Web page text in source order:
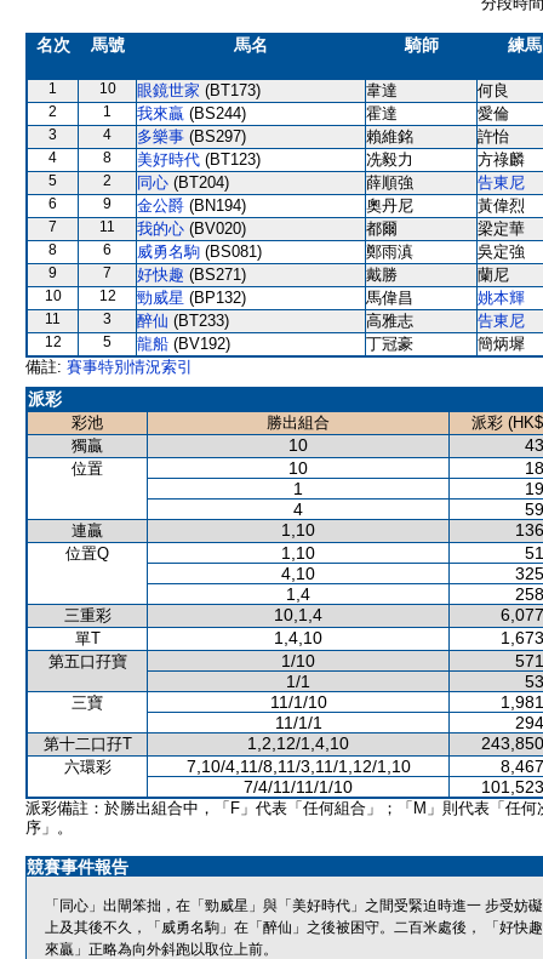
名次 馬號 馬名 騎師 練
1 10 眼鏡世家 (BT173) 韋達 何良
2 1 我來贏 (BS244) 霍達 愛倫
3 4 多樂事 (BS297) 賴維銘 許怡
4 8 美好時代 (BT123) 冼毅力 方祿麟
5 2 同心 (BT204) 薛順強 告東尼
6 9 金公爵 (BN194) 奧丹尼 黃偉烈
7 11 我的心 (BV020) 都爾 梁定華
8 6 威勇名駒 (BS081) 鄭雨滇 吳定強
9 7 好快趣 (BS271) 戴勝 蘭尼
10 12 勁威星 (BP132) 馬偉昌 姚本輝
11 3 醉仙 (BT233) 高雅志 告東尼
12 5 龍船 (BV192) 丁冠豪
簡炳墀
備註: 賽事特別情況索引
派彩
彩池 勝出組合
派彩
獨贏
10
位置 10
1
4
連贏 1,10
位置Q 1,10
4,10
1,4
三重彩 10,1,4
單T 1,4,10
第五口孖寶 1/10
1/1
三寶 11/1/10
11/1/1
第十二口孖T 1,2,12/1,4,10
六環彩 7,10/4,11/8,11/3,11/1,12/1,10
7/4/11/11/1/10
派彩備註：於勝出組合中，「F」代表「任何組合」；「M」則代表「任何
序」。
競賽事件報告
「同心」出閘笨拙，在「勁威星」與「美好時代」之間受緊迫時進一 步受
上及其後不久，「威勇名駒」在「醉仙」之後被困守。二百米處後， 「好快
來贏」正略為向外斜跑以取位上前。